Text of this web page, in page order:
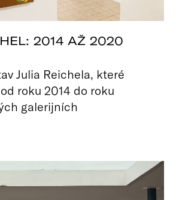
2014 AŽ 2020
Julia Reichela, které
roku 2014 do roku
galerijních